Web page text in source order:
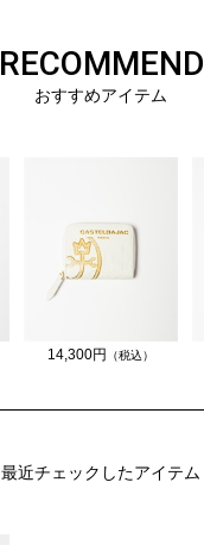
RECOMMEND
おすすめアイテム
14,300円 （税込）
最近チェックしたアイテム